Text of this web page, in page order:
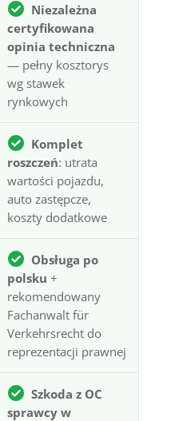
Niezależna
certyfikowana
opinia techniczna
— pełny kosztorys
wg stawek
rynkowych
Komplet
roszczeń: utrata
wartości pojazdu,
auto zastępcze,
koszty dodatkowe
Obsługa po
polsku +
rekomendowany
Fachanwalt für
Verkehrsrecht do
reprezentacji prawnej
Szkoda z OC
sprawcy w